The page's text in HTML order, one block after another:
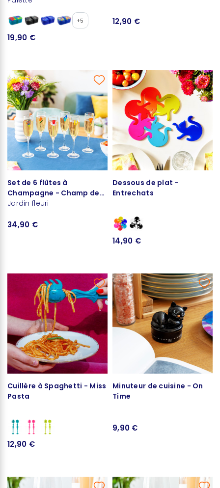
+5
19,90 €
12,90 €
Set de 6 flûtes à
Champagne - Champ de
fleurs
Jardin fleuri
34,90 €
Dessous de plat -
Entrechats
14,90 €
Cuillère à Spaghetti - Miss
Pasta
12,90 €
Minuteur de cuisine - On
Time
9,90 €